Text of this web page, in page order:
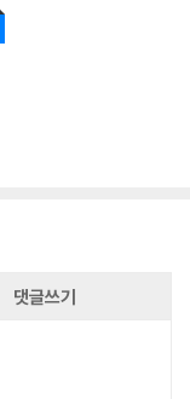
댓글쓰기